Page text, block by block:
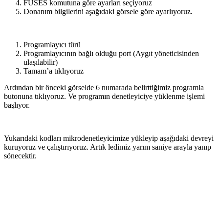
FUSES komutuna göre ayarları seçiyoruz
Donanım bilgilerini aşağıdaki görsele göre ayarlıyoruz.
Programlayıcı türü
Programlayıcının bağlı olduğu port (Aygıt yöneticisinden
ulaşılabilir)
Tamam’a tıklıyoruz
Ardından bir önceki görselde 6 numarada belirttiğimiz programla
butonuna tıklıyoruz. Ve programın denetleyiciye yüklenme işlemi
başlıyor.
Yukarıdaki kodları mikrodenetleyicimize yükleyip aşağıdaki devreyi
kuruyoruz ve çalıştırıyoruz. Artık ledimiz yarım saniye arayla yanıp
sönecektir.